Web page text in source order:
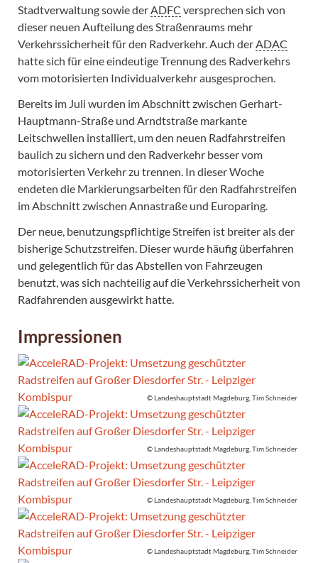
Stadtverwaltung sowie der ADFC versprechen sich von
dieser neuen Aufteilung des Straßenraums mehr
Verkehrssicherheit für den Radverkehr. Auch der ADAC
hatte sich für eine eindeutige Trennung des Radverkehrs
vom motorisierten Individualverkehr ausgesprochen.
Bereits im Juli wurden im Abschnitt zwischen Gerhart-
Hauptmann-Straße und Arndtstraße markante
Leitschwellen installiert, um den neuen Radfahrstreifen
baulich zu sichern und den Radverkehr besser vom
motorisierten Verkehr zu trennen. In dieser Woche
endeten die Markierungsarbeiten für den Radfahrstreifen
im Abschnitt zwischen Annastraße und Europaring.
Der neue, benutzungspflichtige Streifen ist breiter als der
bisherige Schutzstreifen. Dieser wurde häufig überfahren
und gelegentlich für das Abstellen von Fahrzeugen
benutzt, was sich nachteilig auf die Verkehrssicherheit von
Radfahrenden ausgewirkt hatte.
Impressionen
© Landeshauptstadt Magdeburg, Tim Schneider
© Landeshauptstadt Magdeburg, Tim Schneider
© Landeshauptstadt Magdeburg, Tim Schneider
© Landeshauptstadt Magdeburg, Tim Schneider